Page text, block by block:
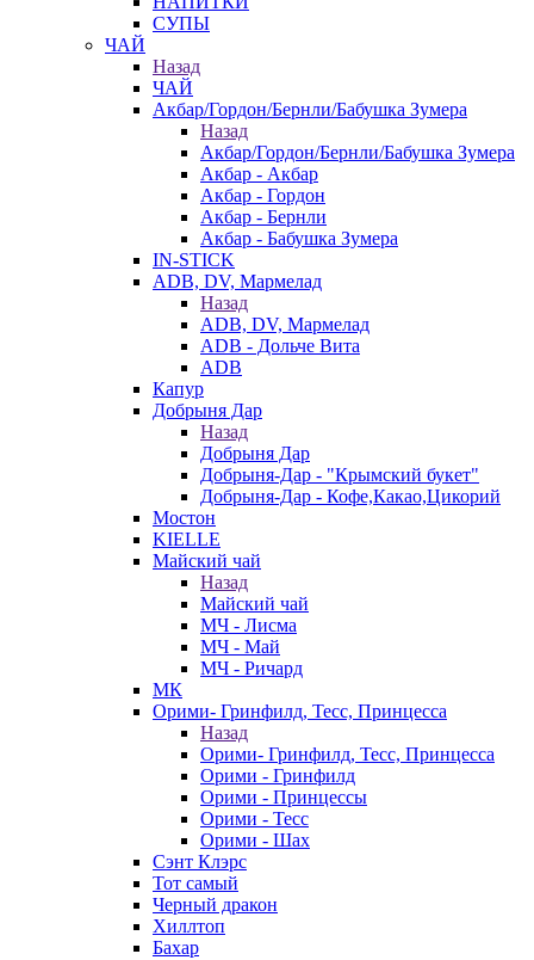
СУПЫ
ЧАЙ
Назад
ЧАЙ
Акбар/Гордон/Бернли/Бабушка Зумера
Назад
Акбар/Гордон/Бернли/Бабушка Зумера
Акбар - Акбар
Акбар - Гордон
Акбар - Бернли
Акбар - Бабушка Зумера
IN-STICK
ADB, DV, Мармелад
Назад
ADB, DV, Мармелад
ADB - Дольче Вита
ADB
Капур
Добрыня Дар
Назад
Добрыня Дар
Добрыня-Дар - "Крымский букет"
Добрыня-Дар - Кофе,Какао,Цикорий
Мостон
KIELLE
Майский чай
Назад
Майский чай
МЧ - Лисма
МЧ - Май
МЧ - Ричард
МК
Орими- Гринфилд, Тесс, Принцесса
Назад
Орими- Гринфилд, Тесс, Принцесса
Орими - Гринфилд
Орими - Принцессы
Орими - Тесс
Орими - Шах
Сэнт Клэрс
Тот самый
Черный дракон
Хиллтоп
Бахар